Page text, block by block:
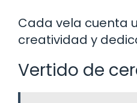
Cada vela cuenta
creatividad y
Vertido de